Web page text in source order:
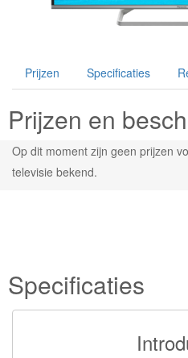
Prijzen Specificaties
Prijzen en
Op dit moment zijn geen prijzen
televisie bekend.
Specificaties